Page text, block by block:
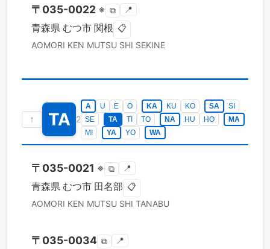
〒 035-0022 ※ ⧉ 📍
青森県 むつ市 関根 📋
AOMORI KEN MUTSU SHI SEKINE
↑ TA 2
A U E O KA KU KO SA
SI
SE
TA TI TO NA HU HO
MA
MI
YA YO WA
〒 035-0021 ※ ⧉ 📍
青森県 むつ市 田名部 📋
AOMORI KEN MUTSU SHI TANABU
〒 035-0034 ⧉ 📍